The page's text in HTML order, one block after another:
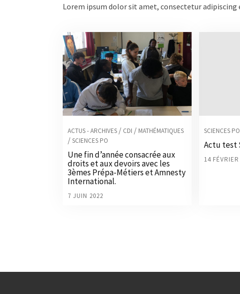
Lorem ipsum dolor sit amet, consectetur adipiscing
ACTUS - ARCHIVES / CDI / MATHÉMATIQUES
/SCIENCES PO
Une fin d’année consacrée aux
droits et aux devoirs avec les
3èmes Prépa-Métiers et Amnesty
International.
7 JUIN 2022
SCIENCES PO
Actu test
14